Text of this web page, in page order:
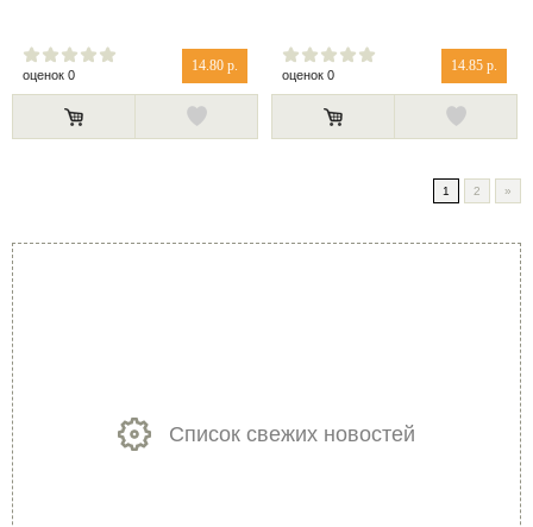
14.80 р.
оценок 0
14.85 р.
оценок 0
1 2 »
Список свежих новостей